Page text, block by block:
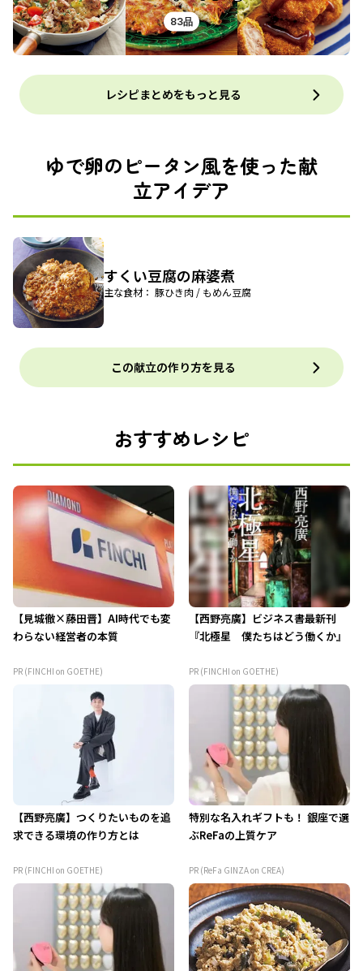
83品
レシピまとめをもっと見る
ゆで卵のピータン風を使った献
立アイデア
すくい豆腐の麻婆煮
主な食材： 豚ひき肉 / もめん豆腐
この献立の作り方を見る
おすすめレシピ
【見城徹×藤田晋】AI時代でも変
わらない経営者の本質
PR (FINCHI on GOETHE)
【西野亮廣】ビジネス書最新刊
『北極星 僕たちはどう働くか』
PR (FINCHI on GOETHE)
【西野亮廣】つくりたいものを追
求できる環境の作り方とは
PR (FINCHI on GOETHE)
特別な名入れギフトも！ 銀座で選
ぶReFaの上質ケア
PR (ReFa GINZA on CREA)